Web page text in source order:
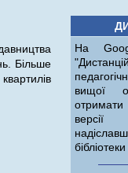
Більше
На
вищої
версії